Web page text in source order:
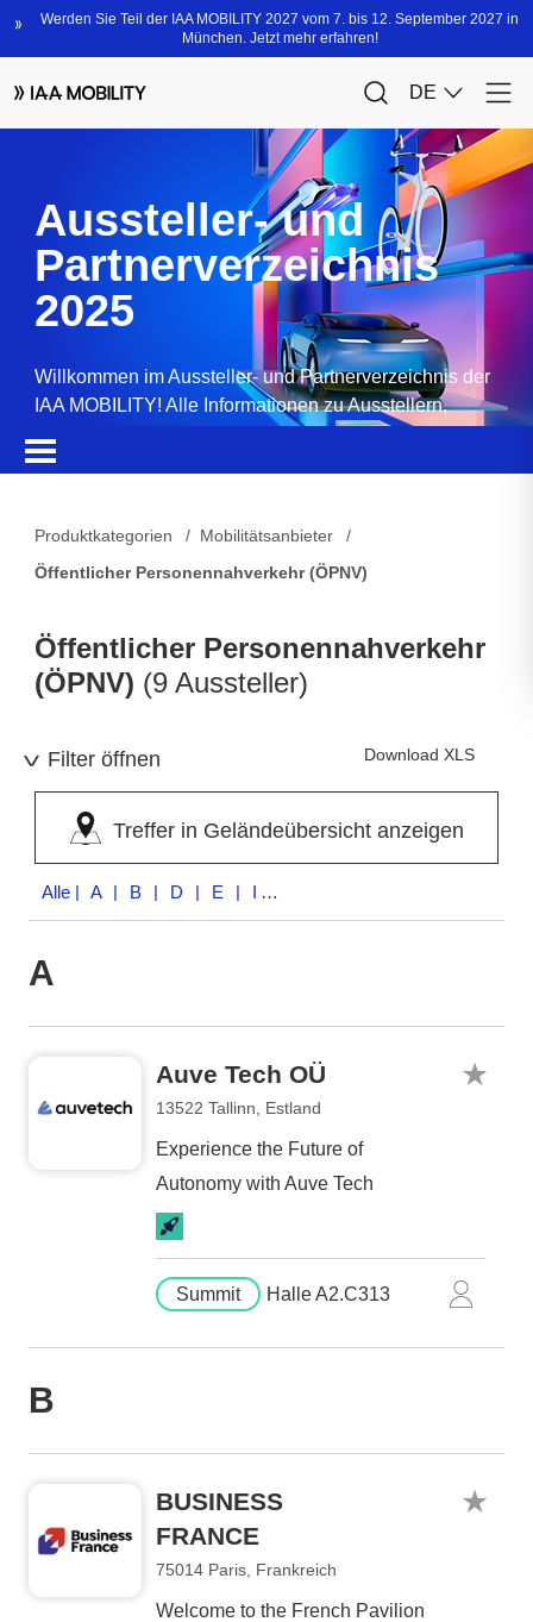
Aussteller- und
Partnerverzeichnis
2025
Willkommen im Aussteller- und Partnerverzeichnis der
IAA MOBILITY! Alle Informationen zu Ausstellern,
Produktkategorien
Mobilitätsanbieter
Öffentlicher Personennahverkehr (ÖPNV)
Öffentlicher Personennahverkehr
(ÖPNV) (9 Aussteller)
Filter öffnen Download XLS
Treffer in Geländeübersicht anzeigen
Alle | A | B | D | E | I | M | S | Z
A
Auve Tech OÜ
13522 Tallinn, Estland
Experience the Future of
Autonomy with Auve Tech
Summit Halle A2.C313
B
BUSINESS
FRANCE
75014 Paris, Frankreich
Welcome to the French Pavilion